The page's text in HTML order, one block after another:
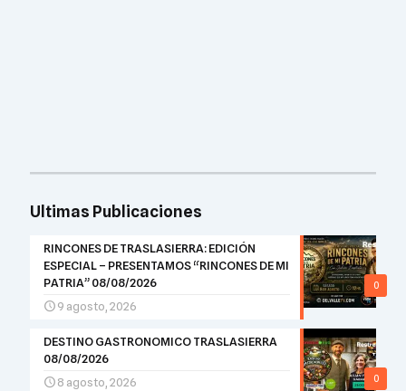
Ultimas Publicaciones
0
RINCONES DE TRASLASIERRA: EDICIÓN
ESPECIAL – PRESENTAMOS “RINCONES DE MI
PATRIA” 08/08/2026
9 agosto, 2026
0
DESTINO GASTRONOMICO TRASLASIERRA
08/08/2026
8 agosto, 2026